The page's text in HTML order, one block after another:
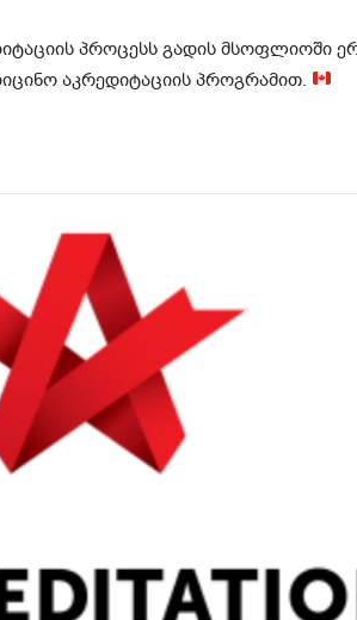
პროცესს გადის მსოფლიოში
აკრედიტაციის პროგრამით.